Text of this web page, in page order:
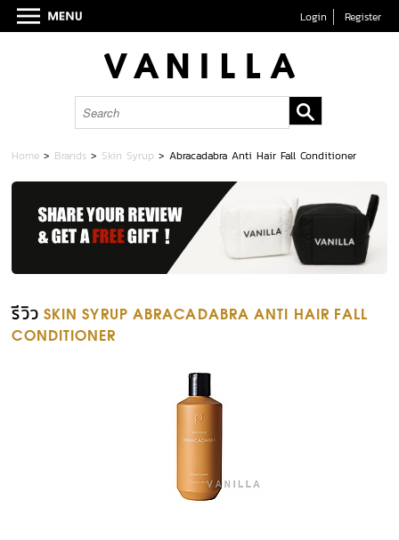
Login Register
Home > Brands > Skin Syrup >Abracadabra Anti Hair Fall Conditioner
รีวิว SKIN SYRUP ABRACADABRA ANTI HAIR FALL
CONDITIONER